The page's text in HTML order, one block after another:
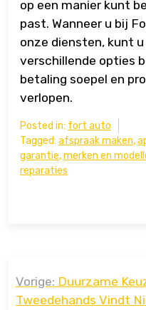
op een manier kunt
past. Wanneer u bij
onze diensten, kunt
verschillende opties
betaling soepel en
verlopen.
Posted in: fort auto
Tagged: afspraak maken,
garantie,merken en
reparaties
navigatie
Vorige: Duurzame
Tweedehands Vindt